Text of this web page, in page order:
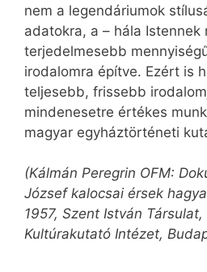
nem a legendáriumok
adatokra, a – hála Istennek
terjedelmesebb
irodalomra építve. Ezért is
teljesebb, frissebb
mindenesetre értékes
magyar egyháztörténeti
(Kálmán Peregrin OFM:
József kalocsai érsek
1957, Szent István
Kultúrakutató Intézet,